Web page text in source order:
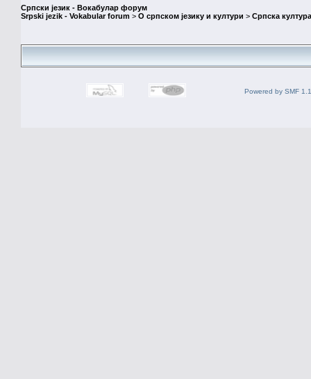
Српски језик - Вокабулар форум
Srpski jezik - Vokabular forum > О српском језику и култури > Српска
Powered by SMF